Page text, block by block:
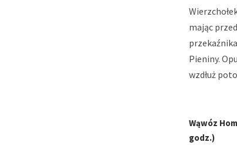
mając
Pieniny.
wzdłuż
Wąwóz
godz.)